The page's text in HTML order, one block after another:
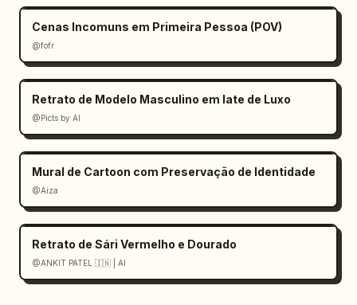
Cenas Incomuns em Primeira Pessoa (POV)
@fofr
Retrato de Modelo Masculino em Iate de Luxo
@Picts by AI
Mural de Cartoon com Preservação de Identidade
@Aiza
Retrato de Sári Vermelho e Dourado
@ANKIT PATEL 🇮🇳 | AI